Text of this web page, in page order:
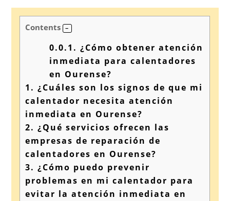
Contents
0.0.1. ¿Cómo obtener atención
inmediata para calentadores
en Ourense?
1. ¿Cuáles son los signos de que mi
calentador necesita atención
inmediata en Ourense?
2. ¿Qué servicios ofrecen las
empresas de reparación de
calentadores en Ourense?
3. ¿Cómo puedo prevenir
problemas en mi calentador para
evitar la atención inmediata en